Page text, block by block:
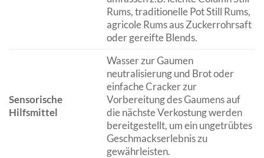
Rums, traditionelle Pot Still Rums,
agricole Rums aus Zuckerrohrsaft
oder gereifte Blends.
Sensorische
Hilfsmittel
Wasser zur Gaumen
neutralisierung und Brot oder
einfache Cracker zur
Vorbereitung des Gaumens auf
die nächste Verkostung werden
bereitgestellt, um ein ungetrübtes
Geschmackserlebnis zu
gewährleisten.